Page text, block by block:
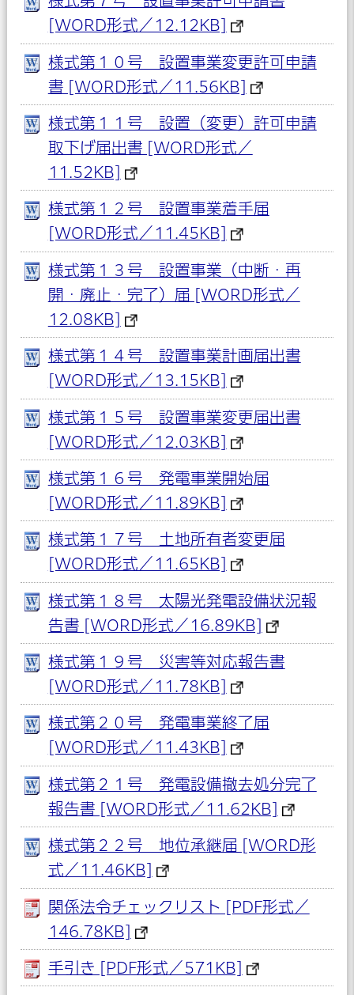
[WORD形式／12.12KB]
様式第１０号 設置事業変更許可申請
書 [WORD形式／11.56KB]
様式第１１号 設置（変更）許可申請
取下げ届出書 [WORD形式／
11.52KB]
様式第１２号 設置事業着手届
[WORD形式／11.45KB]
様式第１３号 設置事業（中断・再
開・廃止・完了）届 [WORD形式／
12.08KB]
様式第１４号 設置事業計画届出書
[WORD形式／13.15KB]
様式第１５号 設置事業変更届出書
[WORD形式／12.03KB]
様式第１６号 発電事業開始届
[WORD形式／11.89KB]
様式第１７号 土地所有者変更届
[WORD形式／11.65KB]
様式第１８号 太陽光発電設備状況報
告書 [WORD形式／16.89KB]
様式第１９号 災害等対応報告書
[WORD形式／11.78KB]
様式第２０号 発電事業終了届
[WORD形式／11.43KB]
様式第２１号 発電設備撤去処分完了
報告書 [WORD形式／11.62KB]
様式第２２号 地位承継届 [WORD形
式／11.46KB]
関係法令チェックリスト [PDF形式／
146.78KB]
手引き [PDF形式／571KB]